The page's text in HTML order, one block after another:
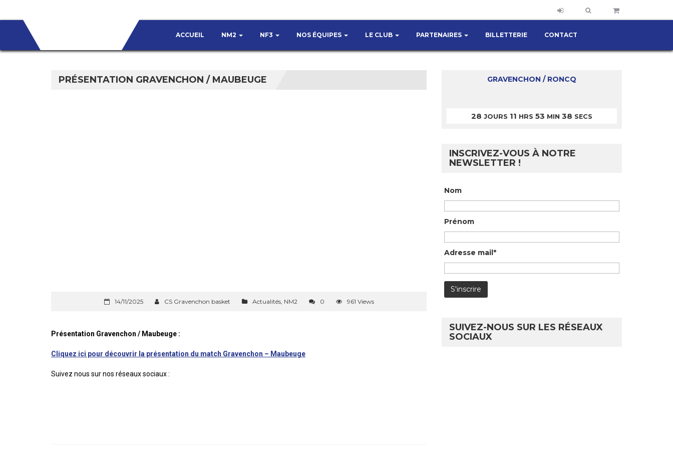
ACCUEIL NM2 NF3 NOS ÉQUIPES LE CLUB PARTENAIRES BILLETTERIE CONTACT
PRÉSENTATION GRAVENCHON / MAUBEUGE
14/11/2025 CS Gravenchon basket Actualités, NM2 0 961 Views
Présentation Gravenchon / Maubeuge :
Cliquez ici pour découvrir la présentation du match Gravenchon – Maubeuge
Suivez nous sur nos réseaux sociaux :
GRAVENCHON / RONCQ
28 JOURS 11 HRS 53 MIN 38 SECS
INSCRIVEZ-VOUS À NOTRE
NEWSLETTER !
Nom
Prénom
Adresse mail*
SUIVEZ-NOUS SUR LES RÉSEAUX
SOCIAUX